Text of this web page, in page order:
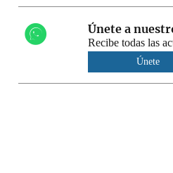
Únete a
Recibe todas las
Únete